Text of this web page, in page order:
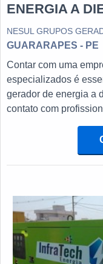
ENERGIA A
NESUL GRUPOS
GUARARAPES - PE
Contar com uma
especializados é
gerador de energia a
contato com
VANTAGENS DO
importante ressaltar
um importante papel
necessitam dela a